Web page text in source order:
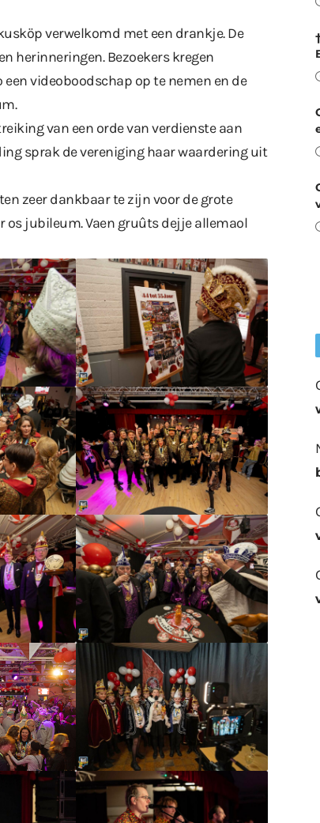
verwelkomd met een drankje. De
herinneringen. Bezoekers kregen
videoboodschap op te nemen en de
van een orde van verdienste aan
sprak de vereniging haar waardering uit
zeer dankbaar te zijn voor de grote
os jubileum. Vaen gruûts dejje allemaol